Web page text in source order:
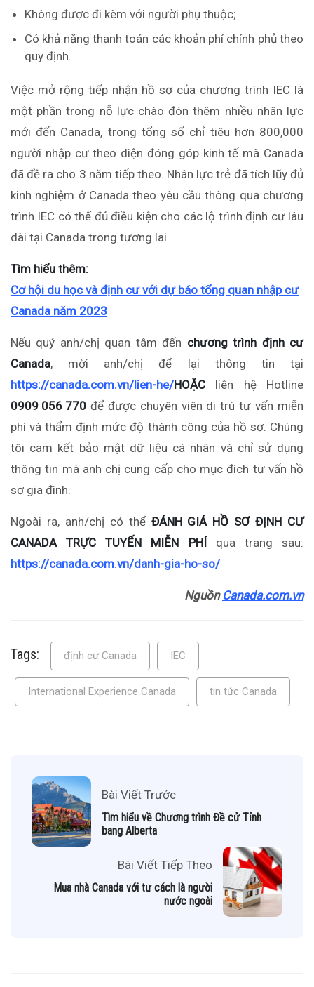
Không được đi kèm với người phụ thuộc;
Có khả năng thanh toán các khoản phí chính phủ theo
quy định.
Việc mở rộng tiếp nhận hồ sơ của chương trình IEC là
một phần trong nỗ lực chào đón thêm nhiều nhân lực
mới đến Canada, trong tổng số chỉ tiêu hơn 800,000
người nhập cư theo diện đóng góp kinh tế mà Canada
đã đề ra cho 3 năm tiếp theo. Nhân lực trẻ đã tích lũy đủ
kinh nghiệm ở Canada theo yêu cầu thông qua chương
trình IEC có thể đủ điều kiện cho các lộ trình định cư lâu
dài tại Canada trong tương lai.
Tìm hiểu thêm:
Cơ hội du học và định cư với dự báo tổng quan nhập cư
Canada năm 2023
Nếu quý anh/chị quan tâm đến chương trình định cư
Canada, mời anh/chị để lại thông tin tại
https://canada.com.vn/lien-he/HOẶC liên hệ Hotline
0909 056 770 để được chuyên viên di trú tư vấn miễn
phí và thẩm định mức độ thành công của hồ sơ. Chúng
tôi cam kết bảo mật dữ liệu cá nhân và chỉ sử dụng
thông tin mà anh chị cung cấp cho mục đích tư vấn hồ
sơ gia đình.
Ngoài ra, anh/chị có thể ĐÁNH GIÁ HỒ SƠ ĐỊNH CƯ
CANADA TRỰC TUYẾN MIỄN PHÍ qua trang sau:
https://canada.com.vn/danh-gia-ho-so/
Nguồn Canada.com.vn
Tags: định cư Canada IEC
International Experience Canada tin tức Canada
Bài Viết Trước
Tìm hiểu về Chương trình Đề cử Tỉnh
bang Alberta
Bài Viết Tiếp Theo
Mua nhà Canada với tư cách là người
nước ngoài